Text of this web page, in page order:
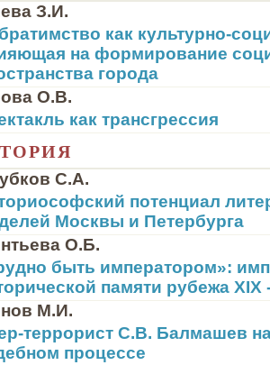
З.И.
как культурно-
на формирование
города
О.В.
как трансгрессия
С.А.
потенциал
Москвы и Петербурга
О.Б.
быть императором»:
памяти рубежа XIX
М.И.
террорист С.В. Балмашев
процессе